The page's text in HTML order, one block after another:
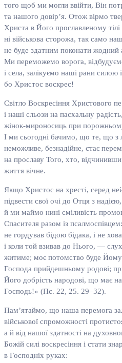
того щоб ми могли ввійти, Він
та нашого довір’я. Отож вірмо
Христа в Його прославленому тілі
ні військова сторожа, так само
не буде здатним поконати жодний
Ми переможемо ворога,
і села, залікуємо наші рани силою
бо Христос воскрес!
Світло Воскресіння Христового
і наші сльози на пасхальну
жінок-мироносиць при
І ми сьогодні бачимо, що те, що з
неможливе, безнадійне, стає
на прославу Того, хто,
життя вічне.
Якщо Христос на хресті, серед
підвести свої очі до Отця з
й ми маймо нині сміливість
Спасителя разом із
не гордував бідою бідака, і не
і коли той взивав до Нього, —
житиме; моє потомство буде Йому
Господа прийдешньому родові;
Його добрість народові, що має
Господь!» (Пс. 22, 25. 29–32).
Пам’ятаймо, що наша перемога
військової спроможності
а й від нашої здатності на
Божій силі воскресіння і стати
в Господніх руках: